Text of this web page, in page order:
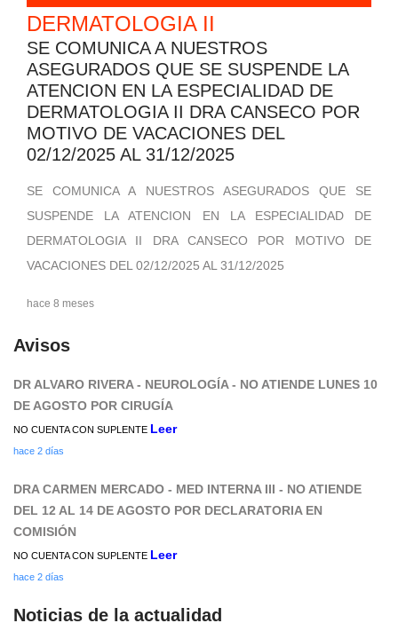
DERMATOLOGIA II
SE COMUNICA A NUESTROS
ASEGURADOS QUE SE SUSPENDE LA
ATENCION EN LA ESPECIALIDAD DE
DERMATOLOGIA II DRA CANSECO POR
MOTIVO DE VACACIONES DEL
02/12/2025 AL 31/12/2025
SE COMUNICA A NUESTROS ASEGURADOS QUE SE
SUSPENDE LA ATENCION EN LA ESPECIALIDAD DE
DERMATOLOGIA II DRA CANSECO POR MOTIVO DE
VACACIONES DEL 02/12/2025 AL 31/12/2025
hace 8 meses
Avisos
DR ALVARO RIVERA - NEUROLOGÍA - NO ATIENDE LUNES 10
DE AGOSTO POR CIRUGÍA
NO CUENTA CON SUPLENTE Leer
hace 2 días
DRA CARMEN MERCADO - MED INTERNA III - NO ATIENDE
DEL 12 AL 14 DE AGOSTO POR DECLARATORIA EN
COMISIÓN
NO CUENTA CON SUPLENTE Leer
hace 2 días
Noticias de la actualidad